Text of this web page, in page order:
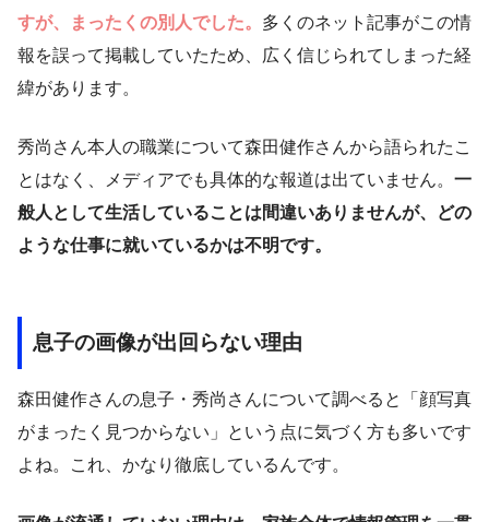
すが、まったくの別人でした。 多くのネット記事がこの情
報を誤って掲載していたため、広く信じられてしまった経
緯があります。
秀尚さん本人の職業について森田健作さんから語られたこ
とはなく、メディアでも具体的な報道は出ていません。 一
般人として生活していることは間違いありませんが、どの
ような仕事に就いているかは不明です。
息子の画像が出回らない理由
森田健作さんの息子・秀尚さんについて調べると「顔写真
がまったく見つからない」という点に気づく方も多いです
よね。これ、かなり徹底しているんです。